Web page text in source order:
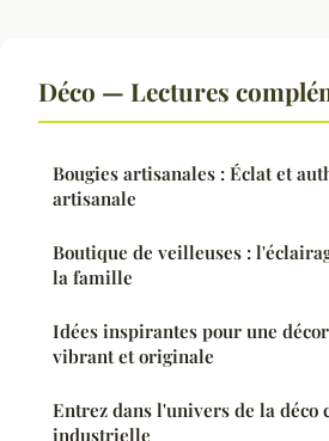
Déco — Lectures
Bougies artisanales : Éclat et
artisanale
Boutique de veilleuses :
la famille
Idées inspirantes pour une
vibrant et originale
Entrez dans l'univers de la déco
industrielle